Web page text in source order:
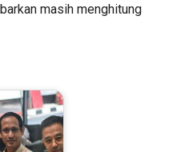
masih menghitung